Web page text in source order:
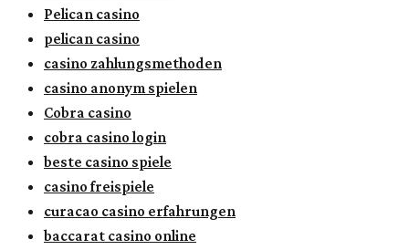
Pelican casino
pelican casino
casino zahlungsmethoden
casino anonym spielen
Cobra casino
cobra casino login
beste casino spiele
casino freispiele
curacao casino erfahrungen
baccarat casino online